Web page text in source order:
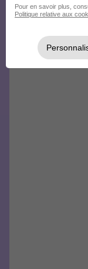
Pour en savoir plus,
Politique relative aux